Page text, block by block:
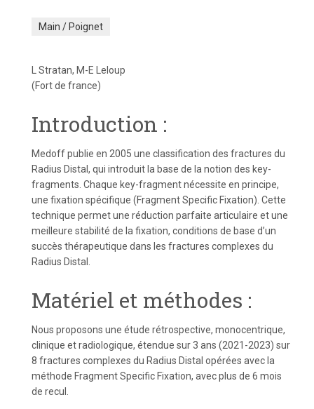
Main / Poignet
L Stratan, M-E Leloup
(Fort de france)
Introduction :
Medoff publie en 2005 une classification des fractures du
Radius Distal, qui introduit la base de la notion des key-
fragments. Chaque key-fragment nécessite en principe,
une fixation spécifique (Fragment Specific Fixation). Cette
technique permet une réduction parfaite articulaire et une
meilleure stabilité de la fixation, conditions de base d’un
succès thérapeutique dans les fractures complexes du
Radius Distal.
Matériel et méthodes :
Nous proposons une étude rétrospective, monocentrique,
clinique et radiologique, étendue sur 3 ans (2021-2023) sur
8 fractures complexes du Radius Distal opérées avec la
méthode Fragment Specific Fixation, avec plus de 6 mois
de recul.